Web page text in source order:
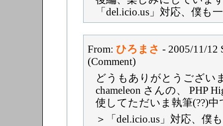
「del.icio.us」対応、僕も
From: ひろまさ - 2005/11/12
(Comment)
どうもありがとうござい
chameleon さんの、 PHP
使してただいま執筆(??)中
＞「del.icio.us」対応、僕